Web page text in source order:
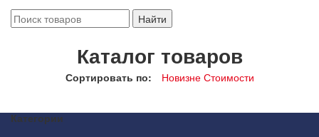
Каталог товаров
Сортировать по: Новизне Стоимости
Категории